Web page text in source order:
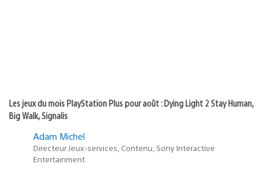
Les jeux du mois PlayStation Plus pour août : Dying Light 2 Stay Human,
Big Walk, Signalis
Adam Michel
Directeur Jeux-services, Contenu, Sony Interactive
Entertainment